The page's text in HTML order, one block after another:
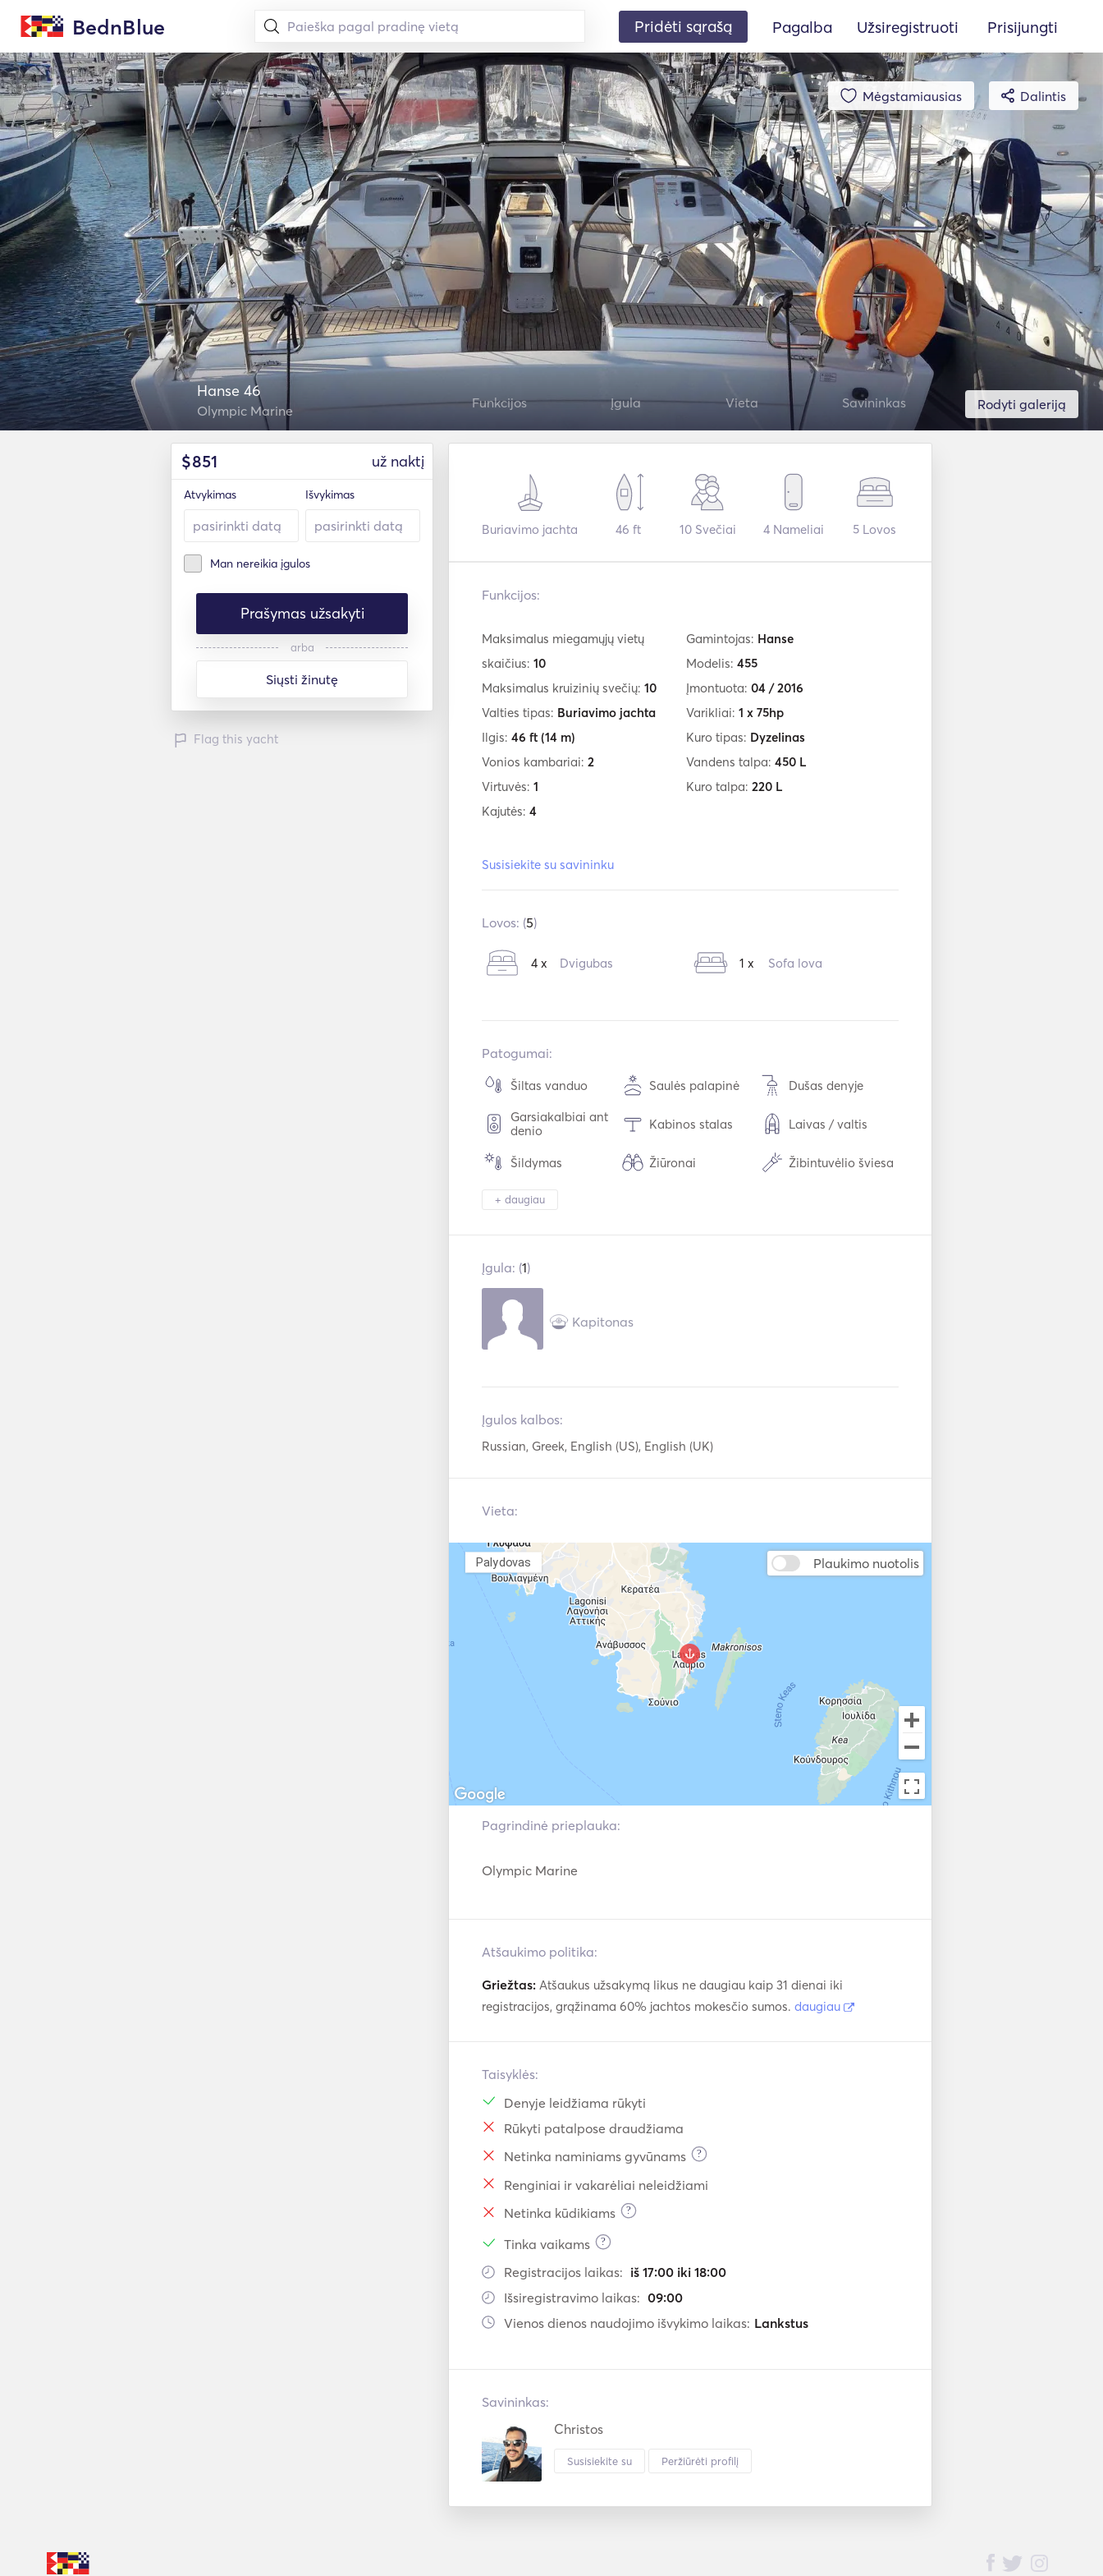
BednBlue Pridėti sąrašą Pagalba Užsiregistruoti Prisijungti
Mėgstamiausias Dalintis
Rodyti galeriją
Hanse 46
Olympic Marine Funkcijos Įgula Vieta Savininkas
$851 už naktį
Atvykimas Išvykimas
Man nereikia įgulos
Prašymas užsakyti
arba
Siųsti žinutę
Flag this yacht
Buriavimo jachta 46 ft 10Svečiai 4Nameliai 5 Lovos
Funkcijos:
Maksimalus miegamųjų vietų
skaičius: 10
Maksimalus kruizinių svečių: 10
Valties tipas: Buriavimo jachta
Ilgis: 46 ft (14 m)
Vonios kambariai: 2
Virtuvės: 1
Kajutės: 4
Susisiekite su savininku
Gamintojas: Hanse
Modelis: 455
Įmontuota: 04 / 2016
Varikliai: 1 x 75hp
Kuro tipas: Dyzelinas
Vandens talpa: 450 L
Kuro talpa: 220 L
Lovos: (5)
4 x Dvigubas 1 x Sofa lova
Patogumai:
Šiltas vanduo Saulės palapinė Dušas denyje
Garsiakalbiai ant
denio
Kabinos stalas Laivas / valtis
Šildymas Žiūronai Žibintuvėlio šviesa
Šaldytuvas
Elektrinis inkaras
+ daugiau
Įgula: (1)
Kapitonas
Įgulos kalbos:
Russian, Greek, English (US), English (UK)
Vieta:
Plaukimo nuotolis
Palydovas
Pagrindinė prieplauka:
Olympic Marine
Atšaukimo politika:
Griežtas: Atšaukus užsakymą likus ne daugiau kaip 31 dienai iki
registracijos, grąžinama 60% jachtos mokesčio sumos. daugiau
Taisyklės:
Denyje leidžiama rūkyti
Rūkyti patalpose draudžiama
Netinka naminiams gyvūnams
?
Renginiai ir vakarėliai neleidžiami
Netinka kūdikiams
?
Tinka vaikams ?
Registracijos laikas: iš 17:00 iki 18:00
Išsiregistravimo laikas: 09:00
Vienos dienos naudojimo išvykimo laikas: Lankstus
Savininkas:
Christos
Susisiekite su Peržiūrėti profilį